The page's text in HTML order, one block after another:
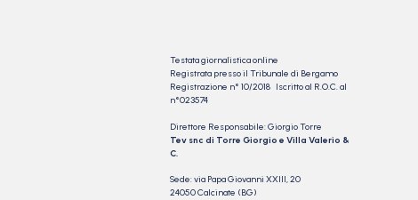
Testata giornalistica online
Registrata presso il Tribunale di Bergamo
Registrazione n° 10/2018 Iscritto al R.O.C. al
n°023574
Direttore Responsabile: Giorgio Torre
Tev snc di Torre Giorgio e Villa Valerio &
C.
Sede: via Papa Giovanni XXIII, 20
24050 Calcinate (BG)